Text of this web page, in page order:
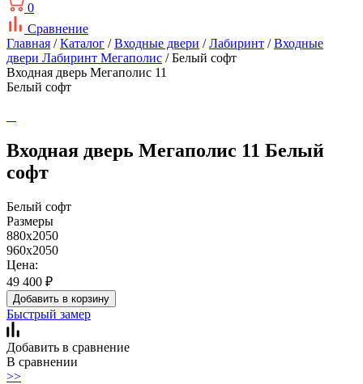
0
Сравнение
Главная /Каталог /Входные двери /Лабиринт /Входные
двери Лабиринт Мегаполис / Белый софт
Входная дверь Мегаполис 11
Белый софт
Входная дверь Мегаполис 11 Белый
софт
Белый софт
Размеры
880x2050
960x2050
Цена:
49 400 ₽
Добавить в корзину
Быстрый замер
Добавить в сравнение
В сравнении
>>